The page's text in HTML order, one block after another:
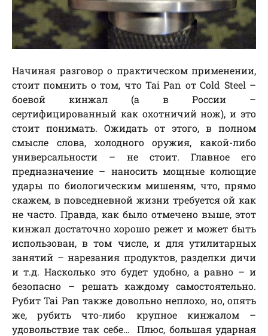
Начиная разговор о практическом применении,
стоит помнить о том, что Tai Pan от Cold Steel –
боевой кинжал (а в России –
сертифицированный как охотничий нож), и это
стоит понимать. Ожидать от этого, в полном
смысле слова, холодного оружия, какой-либо
универсальности – не стоит. Главное его
предназначение – наносить мощные колющие
удары по биологическим мишеням, что, прямо
скажем, в повседневной жизни требуется ой как
не часто. Правда, как было отмечено выше, этот
кинжал достаточно хорошо режет и может быть
использован, в том числе, и для утилитарных
занятий – нарезания продуктов, разделки дичи
и т.д. Насколько это будет удобно, а равно – и
безопасно – решать каждому самостоятельно.
Рубит Tai Pan также довольно неплохо, но, опять
же, рубить что-либо крупное кинжалом –
удовольствие так себе… Плюс, большая ударная